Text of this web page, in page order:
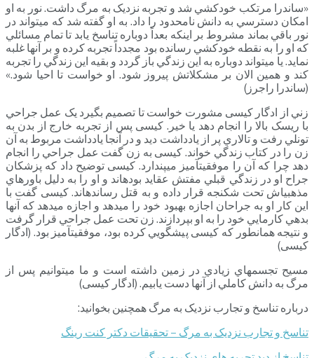
«ساندرا مرتکب خودکشي شد و تجربه نزديک به مرگ داشت. نور به او
امکان دسترسي به دانش نامحدود را داد. به او گفته شد که مي­تواند در
نور باقي بماند مشروط بر اينکه بعداً دوباره تناسخ يابد تا تمام مسائلي
که او را به نقطه خودکشي رسانده بود مجدداً تجربه کرده و بر آنها غلبه
نمايد. يا مي­تواند دوباره به اين زندگي باز گردد و بقيه اين زندگي را تجربه
کند و همين الان بر مشکلاتش پيروز شود. او خواست تا احيا شود.»
(ساندرا راجرز)
زني از ادگار کیسی مشورت خواست تا تصميم بگيرد يک عمل جراحي
با ريسک بالا را انجام دهد يا خير. کیسی پس از تجربه خارج از بدن به
تونلي رفت و تالاري پر از يادداشت ديد و در آنجا يادداشت مربوط به آن
زن را در کتاب زندگي خواند. کیسی به زن گفت عمل جراحي را انجام
دهد چرا که آن را موفقيت­­آميز مي­پندارد. کیسی توضيح داد که پزشکان
جراح او در زندگي قبلي مفتش عقايد بوده­اند و او را به دليل باورهاي
مذهبي­اش تحت شکنجه قرار داده و به قتل رسانده­اند. کیسی گفت با
اين کار او به جراحان اجازه بهبود خود را مي­دهد و اجازه مي­دهد که آنها
بدهي کارمايي خود را به او بپردازند. زن تحت عمل جراحي قرار گرفت
و نتيجه همانطور که کیسی پيشگويي کرده بود، موفقيت­آميز بود. (ادگار
کیسی)
مسيح تجسم­هاي زيادي در زمين داشته است و ما مي­توانيم پس از
مرگ به دانش کاملي از آنها دست يابيم. (ادگار کیسی)
درباره تناسخ و تجارب نزدیک به مرگ همچنین بخوانید:
تناسخ و تجارب نزدیک به مرگ – تحقیقات دکتر کنت رینگ